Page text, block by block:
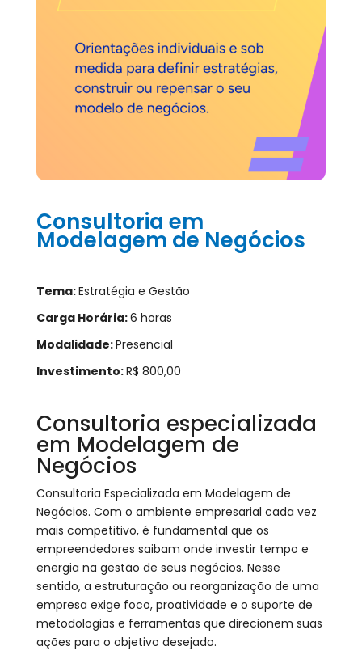
Consultoria em
Modelagem de Negócios
Tema:Estratégia e Gestão
Carga Horária:6 horas
Modalidade:Presencial
Investimento:R$ 800,00
Consultoria especializada
em Modelagem de
Negócios
Consultoria Especializada em Modelagem de
Negócios. Com o ambiente empresarial cada vez
mais competitivo, é fundamental que os
empreendedores saibam onde investir tempo e
energia na gestão de seus negócios. Nesse
sentido, a estruturação ou reorganização de uma
empresa exige foco, proatividade e o suporte de
metodologias e ferramentas que direcionem suas
ações para o objetivo desejado.